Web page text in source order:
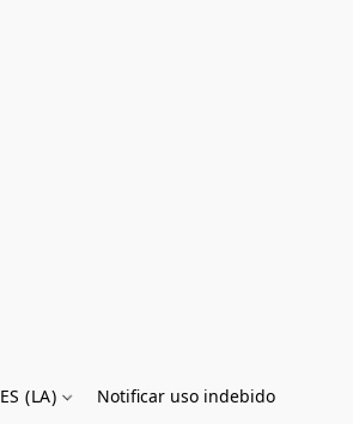
ES (LA) Notificar uso indebido